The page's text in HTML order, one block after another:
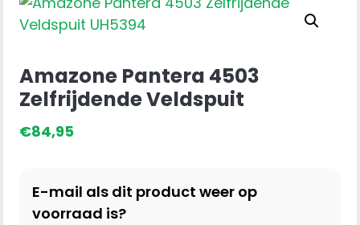
Amazone Pantera 4503
Zelfrijdende Veldspuit
€84,95
E-mail als dit product weer op
voorraad is?